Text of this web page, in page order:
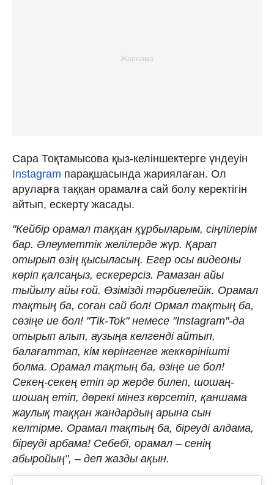
Сара Тоқтамысова қыз-келіншектерге үндеуін
Instagram парақшасында жариялаған. Ол
аруларға таққан орамалға сай болу керектігін
айтып, ескерту жасады.
"Кейбір орамал таққан құрбыларым, сіңлілерім
бар. Әлеуметтік желілерде жүр. Қарап
отырып өзің қысыласың. Егер осы видеоны
көріп қалсаңыз, ескерерсіз. Рамазан айы
тыйылу айы ғой. Өзімізді тәрбиелейік. Орамал
тақтың ба, соған сай бол! Ормал тақтың ба,
сөзіңе ие бол! "Tik-Tok" немесе "Instagram"-да
отырып алып, аузыңа келгенді айтып,
балағаттап, кім көрінгенге жеккөрінішті
болма. Орамал тақтың ба, өзіңе ие бол!
Секең-секең етіп әр жерде билеп, шошаң-
шошаң етіп, дөрекі мінез көрсетіп, қаншама
жаулық таққан жандардың арына сын
келтірме. Орамал тақтың ба, біреуді алдама,
біреуді арбама! Себебі, орамал – сенің
абыройың", – деп жазды ақын.